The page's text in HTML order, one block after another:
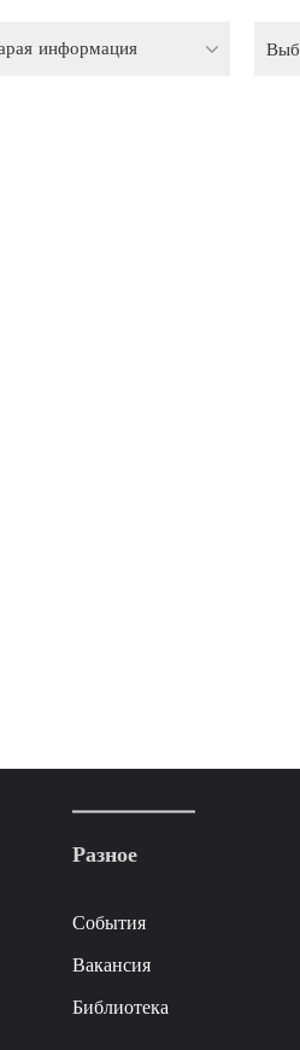
информация
Разное
События
Вакансия
Библиотека